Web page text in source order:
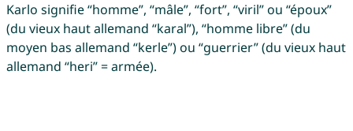
Karlo signifie “homme”, “mâle”, “fort”, “viril” ou “époux”
(du vieux haut allemand “karal”), “homme libre” (du
moyen bas allemand “kerle”) ou “guerrier” (du vieux haut
allemand “heri” = armée).